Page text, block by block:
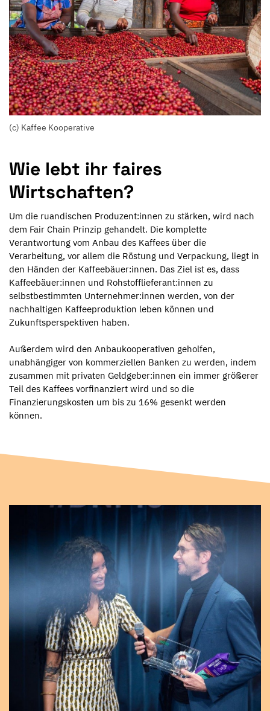
(c) Kaffee Kooperative
Wie lebt ihr faires
Wirtschaften?
Um die ruandischen Produzent:innen zu stärken, wird nach
dem Fair Chain Prinzip gehandelt. Die komplette
Verantwortung vom Anbau des Kaffees über die
Verarbeitung, vor allem die Röstung und Verpackung, liegt in
den Händen der Kaffeebäuer:innen. Das Ziel ist es, dass
Kaffeebäuer:innen und Rohstofflieferant:innen zu
selbstbestimmten Unternehmer:innen werden, von der
nachhaltigen Kaffeeproduktion leben können und
Zukunftsperspektiven haben.⁠
Außerdem wird den Anbaukooperativen geholfen,
unabhängiger von kommerziellen Banken zu werden, indem
zusammen mit privaten Geldgeber:innen ein immer größerer
Teil des Kaffees vorfinanziert wird und so die
Finanzierungskosten um bis zu 16% gesenkt werden
können.⁠